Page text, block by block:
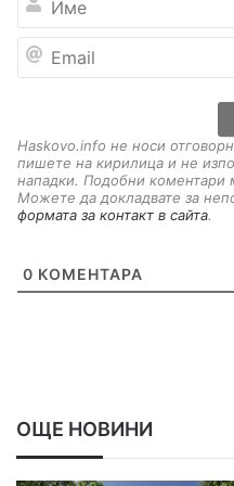
Haskovo.info не носи
пишете на кирилица и не
нападки. Подобни коментари
Можете да докладвате за
формата за контакт в сайта.
0 КОМЕНТАРА
ОЩЕ НОВИНИ